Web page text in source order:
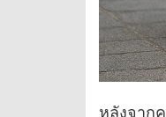
หลังจาก